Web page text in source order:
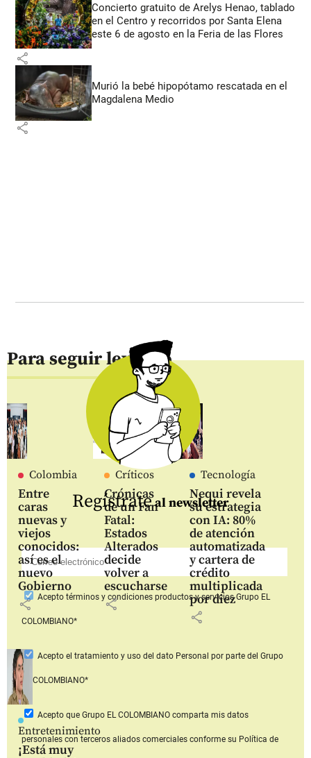
Concierto gratuito de Arelys Henao, tablado
en el Centro y recorridos por Santa Elena
este 6 de agosto en la Feria de las Flores
share
Murió la bebé hipopótamo rescatada en el
Magdalena Medio
share
Para seguir leyendo
Colombia
Entre
caras
nuevas y
viejos
conocidos:
así es el
nuevo
Gobierno
share
Críticos
Crónicas
de un Fan
Fatal:
Estados
Alterados
decide
volver a
escucharse
share
Tecnología
Nequi revela
su estrategia
con IA: 80%
de atención
automatizada
y cartera de
crédito
multiplicada
por diez
share
Entretenimiento
¡Está muy
Regístrateal newsletter
Aceptotérminos y condiciones productos y serviciosGrupo EL
COLOMBIANO*
Acepto el tratamiento y uso del dato Personal por parte del Grupo
EL COLOMBIANO*
Acepto que Grupo EL COLOMBIANOcomparta mis datos
personales con terceros aliados comerciales conforme su Política de